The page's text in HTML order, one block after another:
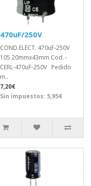
470uF/250V
COND.ELECT. 470uF-250V
105 20mmx43mm Cod. -
CERL-470uF-250V Pedido
m..
7,20€
Sin impuestos: 5,95€